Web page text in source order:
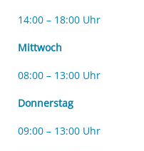
14:00 – 18:00 Uhr
Mittwoch
08:00 – 13:00 Uhr
Donnerstag
09:00 – 13:00 Uhr